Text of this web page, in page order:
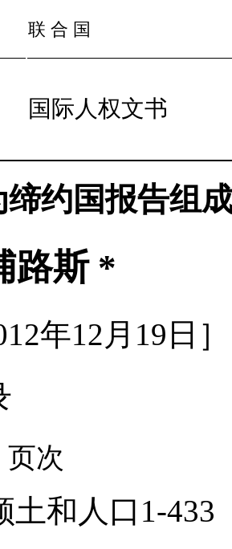
联 合 国
国际人权文书
缔约国报告组
路斯 *
年12月19日］
页次
土和人口1-433